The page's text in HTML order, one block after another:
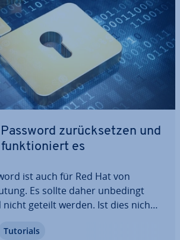
Password zu­rück­set­zen und
funk­tio­niert es
ist auch für Red Hat von
Es sollte daher unbedingt
nicht geteilt werden. Ist dies nicht
ändern, ist der `passwd`-Befehl
Tutorials